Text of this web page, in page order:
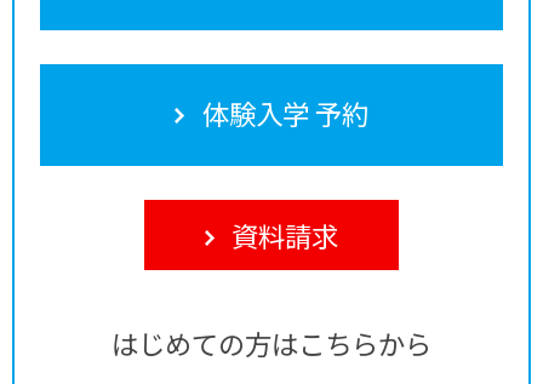
体験入学 予約
資料請求
はじめての方はこちらから